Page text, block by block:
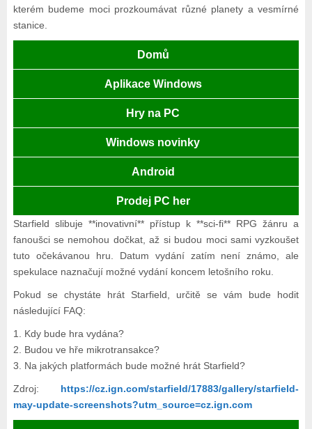
kterém budeme moci prozkoumávat různé planety a vesmírné
stanice.
Domů
Aplikace Windows
Hry na PC
Windows novinky
Android
Prodej PC her
Starfield slibuje **inovativní** přístup k **sci-fi** RPG žánru a
fanoušci se nemohou dočkat, až si budou moci sami vyzkoušet
tuto očekávanou hru. Datum vydání zatím není známo, ale
spekulace naznačují možné vydání koncem letošního roku.
Pokud se chystáte hrát Starfield, určitě se vám bude hodit
následující FAQ:
1. Kdy bude hra vydána?
2. Budou ve hře mikrotransakce?
3. Na jakých platformách bude možné hrát Starfield?
Zdroj: https://cz.ign.com/starfield/17883/gallery/starfield-
may-update-screenshots?utm_source=cz.ign.com